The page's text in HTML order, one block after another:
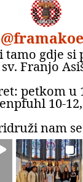
@
tamo gdje si
sv. Franjo
petkom u
10-
nam